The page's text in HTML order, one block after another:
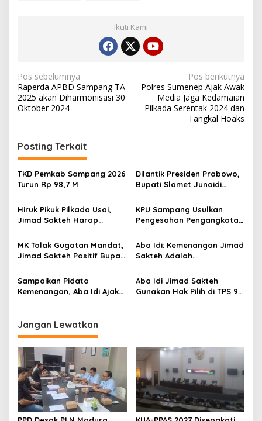
Ikuti Kami
Navigasi
pos
Pos sebelumnya
Raperda APBD Sampang TA
2025 akan Diharmonisasi 30
Oktober 2024
Pos berikutnya
Polres Sumenep Ajak Awak
Media Jaga Kedamaian
Pilkada Serentak 2024 dan
Tangkal Hoaks
Posting Terkait
TKD Pemkab Sampang 2026
Turun Rp 98,7 M
Dilantik Presiden Prabowo,
Bupati Slamet Junaidi
Lebih Baik Lagi
Hiruk Pikuk Pilkada Usai,
Jimad Sakteh Harap
Kembali
KPU Sampang Usulkan
Pengesahan Pengangkatan
Terpilih Hasil Pilkada 2024
MK Tolak Gugatan Mandat,
Jimad Sakteh Positif Bupati
2029
Aba Idi: Kemenangan Jimad
Sakteh Adalah
Sampang
Sampaikan Pidato
Kemenangan, Aba Idi Ajak
Bangun Sampang Hebat
Bermartabat
Aba Idi Jimad Sakteh
Gunakan Hak Pilih di TPS 9
Jangan Lewatkan